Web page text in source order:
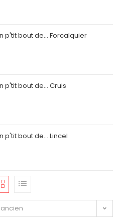
p'tit bout de... Forcalquier
p'tit bout de... Cruis
p'tit bout de... Lincel